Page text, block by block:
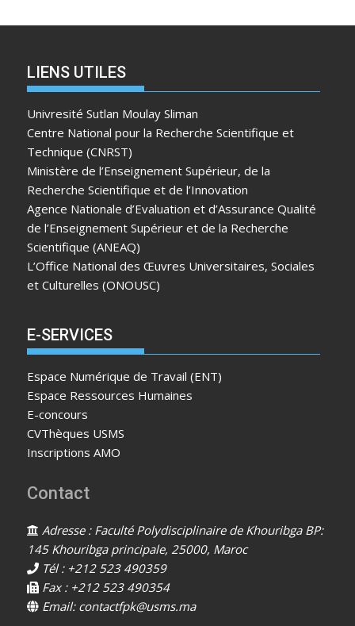
LIENS UTILES
Univresité Sutlan Moulay Sliman
Centre National pour la Recherche Scientifique et
Technique (CNRST)
Ministère de l’Enseignement Supérieur, de la
Recherche Scientifique et de l’Innovation
Agence Nationale d’Evaluation et d’Assurance Qualité
de l’Enseignement Supérieur et de la Recherche
Scientifique (ANEAQ)
L’Office National des Œuvres Universitaires, Sociales
et Culturelles (ONOUSC)
E-SERVICES
Espace Numérique de Travail (ENT)
Espace Ressources Humaines
E-concours
CVThèques USMS
Inscriptions AMO
Contact
Adresse : Faculté Polydisciplinaire de Khouribga BP:
145 Khouribga principale, 25000, Maroc
Tél : +212 523 490359
Fax : +212 523 490354
Email: contactfpk@usms.ma